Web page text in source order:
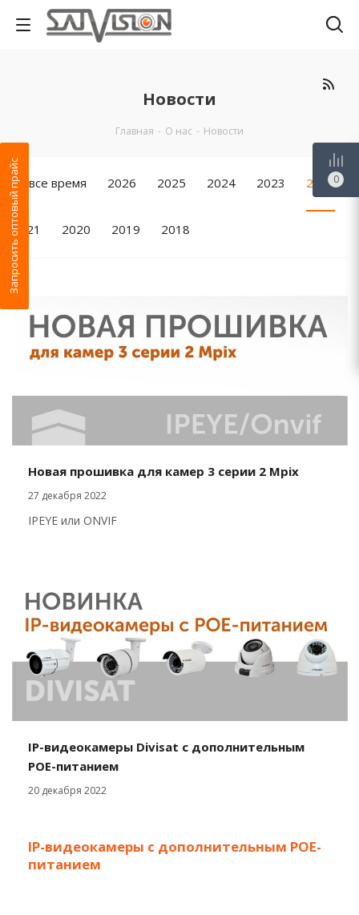
Новости
Главная - О нас - Новости
За все время 2026 2025 2024 2023 2022
2021 2020 2019 2018
Новая прошивка для камер 3 серии 2 Mpix
27 декабря 2022
IPEYE или ONVIF
IP-видеокамеры Divisat c дополнительным
POE-питанием
20 декабря 2022
IP-видеокамеры с дополнительным POE-
питанием
Запросить оптовый прайс 0